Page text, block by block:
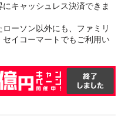
キャッシュレス決済できま
ーソン以外にも、ファミリ
イコーマートでもご利用い